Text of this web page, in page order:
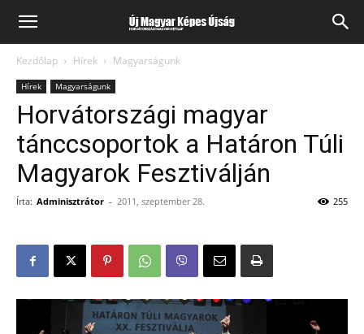
Kezdőlap Hírek Magyarságunk
Hírek Magyarságunk
Horvátországi magyar
tánccsoportok a Határon Túli
Magyarok Fesztiválján
Írta: Adminisztrátor - 2011, szeptember 28. 255